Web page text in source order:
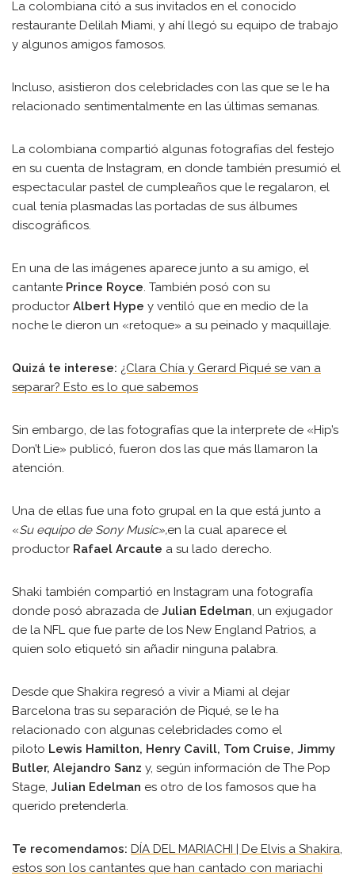
La colombiana citó a sus invitados en el conocido
restaurante Delilah Miami, y ahí llegó su equipo de trabajo
y algunos amigos famosos.
Incluso, asistieron dos celebridades con las que se le ha
relacionado sentimentalmente en las últimas semanas.
La colombiana compartió algunas fotografías del festejo
en su cuenta de Instagram, en donde también presumió el
espectacular pastel de cumpleaños que le regalaron, el
cual tenía plasmadas las portadas de sus álbumes
discográficos.
En una de las imágenes aparece junto a su amigo, el
cantante Prince Royce. También posó con su
productor Albert Hype y ventiló que en medio de la
noche le dieron un «retoque» a su peinado y maquillaje.
Quizá te interese: ¿Clara Chía y Gerard Piqué se van a
separar? Esto es lo que sabemos
Sin embargo, de las fotografías que la interprete de «Hip’s
Don’t Lie» publicó, fueron dos las que más llamaron la
atención.
Una de ellas fue una foto grupal en la que está junto a
«Su equipo de Sony Music»,en la cual aparece el
productor Rafael Arcaute a su lado derecho.
Shaki también compartió en Instagram una fotografía
donde posó abrazada de Julian Edelman, un exjugador
de la NFL que fue parte de los New England Patrios, a
quien solo etiquetó sin añadir ninguna palabra.
Desde que Shakira regresó a vivir a Miami al dejar
Barcelona tras su separación de Piqué, se le ha
relacionado con algunas celebridades como el
piloto Lewis Hamilton, Henry Cavill, Tom Cruise, Jimmy
Butler, Alejandro Sanz y, según información de The Pop
Stage, Julian Edelman es otro de los famosos que ha
querido pretenderla.
Te recomendamos: DÍA DEL MARIACHI | De Elvis a Shakira,
estos son los cantantes que han cantado con mariachi